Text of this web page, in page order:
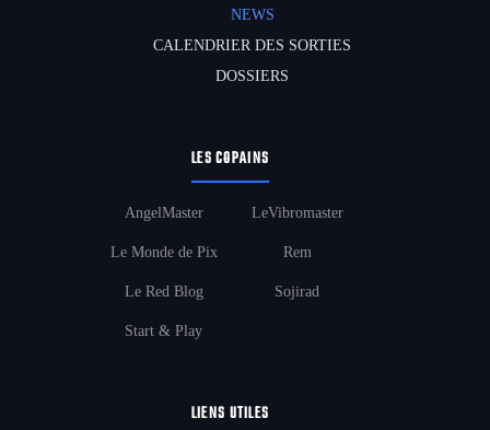
NEWS
CALENDRIER DES SORTIES
DOSSIERS
LES COPAINS
AngelMaster
Le Monde de Pix
Le Red Blog
Start & Play
LeVibromaster
Rem
Sojirad
LIENS UTILES